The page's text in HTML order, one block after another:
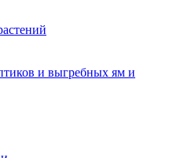
и выгребных ям и